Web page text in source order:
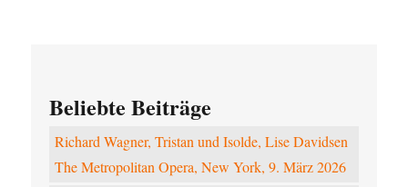
Beliebte Beiträge
Richard Wagner, Tristan und Isolde, Lise Davidsen
The Metropolitan Opera, New York, 9. März 2026